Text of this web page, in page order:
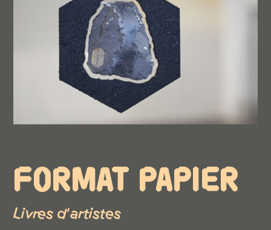
FORMAT PAPIER
Livres d'artistes